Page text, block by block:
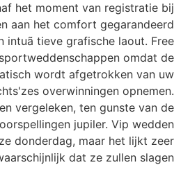
het moment van registratie bij
aan het comfort gegarandeerd
intuã tieve grafische laout. Free
omdat de
wordt afgetrokken van uw
overwinningen opnemen.
vergeleken, ten gunste van de
jupiler. Vip wedden
donderdag, maar het lijkt zeer
dat ze zullen slagen.